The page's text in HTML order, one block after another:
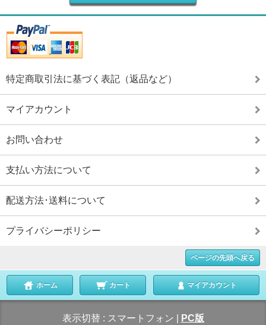
特定商取引法に基づく表記（返品など）
マイアカウント
お問い合わせ
支払い方法について
配送方法･送料について
プライバシーポリシー
ページの先頭へ戻る
ホーム カート マイアカウント
表示切替 : スマートフォン PC版